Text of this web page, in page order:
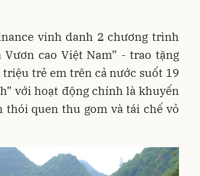
vinh danh 2 chương trình
cao Việt Nam” - trao tặng
trẻ em trên cả nước suốt 19
với hoạt động chính là khuyến
quen thu gom và tái chế vỏ